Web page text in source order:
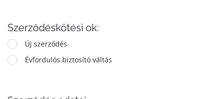
Szerződéskötési ok:
Új szerződés
Évfordulós biztosító váltás